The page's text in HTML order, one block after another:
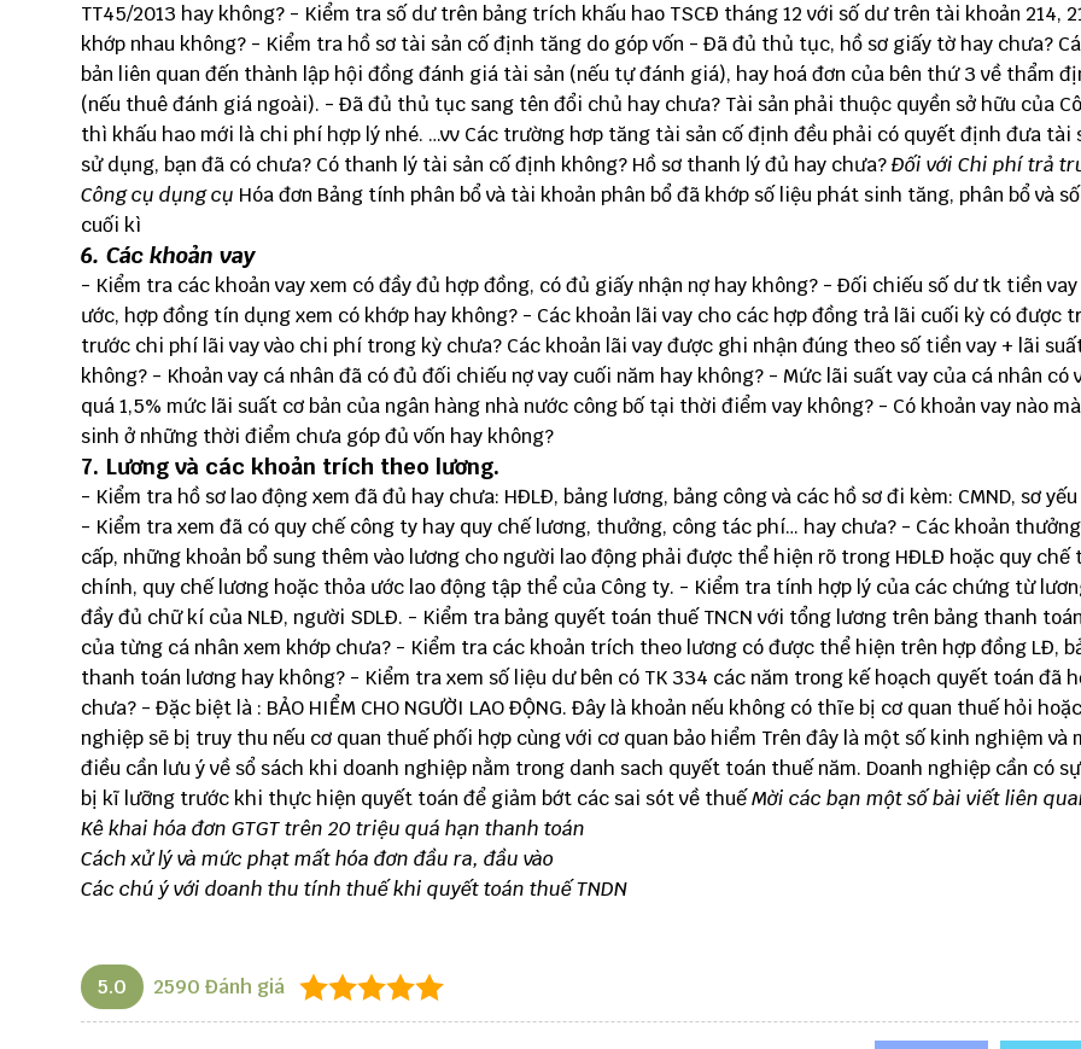
TT45/2013 hay không? - Kiểm tra số dư trên bảng trích khấu hao TSCĐ tháng 12 với số dư trên tài khoản 214,
khớp nhau không? - Kiểm tra hồ sơ tài sản cố định tăng do góp vốn - Đã đủ thủ tục, hồ sơ giấy tờ hay chưa?
bản liên quan đến thành lập hội đồng đánh giá tài sản (nếu tự đánh giá), hay hoá đơn của bên thứ 3 về thẩm
(nếu thuê đánh giá ngoài). - Đã đủ thủ tục sang tên đổi chủ hay chưa? Tài sản phải thuộc quyền sở hữu của
thì khấu hao mới là chi phí hợp lý nhé. …vv Các trường hơp tăng tài sản cố định đều phải có quyết định đưa tài
sử dụng, bạn đã có chưa? Có thanh lý tài sản cố định không? Hồ sơ thanh lý đủ hay chưa?Đối với Chi phí trả
Công cụ dụng cụ Hóa đơn Bảng tính phân bổ và tài khoản phân bổ đã khớp số liệu phát sinh tăng, phân bổ và
cuối kì
6. Các khoản vay
- Kiểm tra các khoản vay xem có đầy đủ hợp đồng, có đủ giấy nhận nợ hay không? - Đối chiếu số dư tk tiền
ước, hợp đồng tín dụng xem có khớp hay không? - Các khoản lãi vay cho các hợp đồng trả lãi cuối kỳ có được
trước chi phí lãi vay vào chi phí trong kỳ chưa? Các khoản lãi vay được ghi nhận đúng theo số tiền vay + lãi
không? - Khoản vay cá nhân đã có đủ đối chiếu nợ vay cuối năm hay không? - Mức lãi suất vay của cá nhân có
quá 1,5% mức lãi suất cơ bản của ngân hàng nhà nước công bố tại thời điểm vay không? - Có khoản vay nào
sinh ở những thời điểm chưa góp đủ vốn hay không?
7. Lương và các khoản trích theo lương.
- Kiểm tra hồ sơ lao động xem đã đủ hay chưa: HĐLĐ, bảng lương, bảng công và các hồ sơ đi kèm: CMND, sơ
- Kiểm tra xem đã có quy chế công ty hay quy chế lương, thưởng, công tác phí… hay chưa? - Các khoản
cấp, những khoản bổ sung thêm vào lương cho người lao động phải được thể hiện rõ trong HĐLĐ hoặc quy chế
chính, quy chế lương hoặc thỏa ước lao động tập thể của Công ty. - Kiểm tra tính hợp lý của các chứng từ
đầy đủ chữ kí của NLĐ, người SDLĐ. - Kiểm tra bảng quyết toán thuế TNCN với tổng lương trên bảng thanh
của từng cá nhân xem khớp chưa? - Kiểm tra các khoản trích theo lương có được thể hiện trên hợp đồng LĐ,
thanh toán lương hay không? - Kiểm tra xem số liệu dư bên có TK 334 các năm trong kế hoạch quyết toán đã
chưa? - Đặc biệt là : BẢO HIỂM CHO NGƯỜI LAO ĐỘNG. Đây là khoản nếu không có thĩe bị cơ quan thuế hỏi
nghiệp sẽ bị truy thu nếu cơ quan thuế phối hợp cùng với cơ quan bảo hiểm Trên đây là một số kinh nghiệm và
điều cần lưu ý về sổ sách khi doanh nghiệp nằm trong danh sach quyết toán thuế năm. Doanh nghiệp cần có
bị kĩ lưỡng trước khi thực hiện quyết toán để giảm bớt các sai sót về thuếMời các bạn một số bài viết liên
Kê khai hóa đơn GTGT trên 20 triệu quá hạn thanh toán
Cách xử lý và mức phạt mất hóa đơn đầu ra, đầu vào
Các chú ý với doanh thu tính thuế khi quyết toán thuế TNDN
5.0 2590 Đánh giá